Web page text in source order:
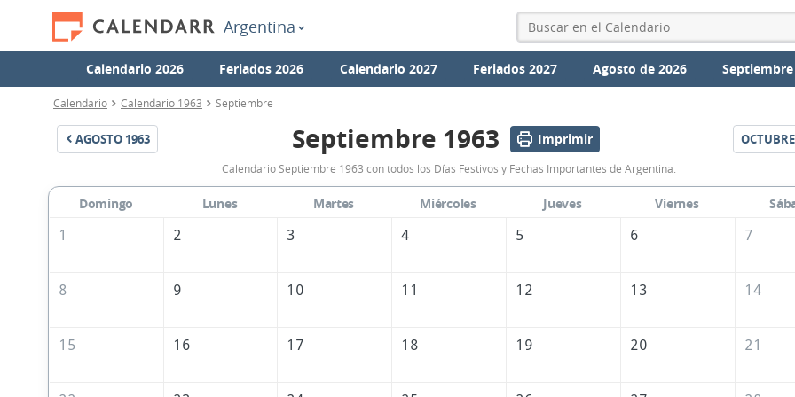
Argentina
Calendario 2026 Feriados 2026 Calendario 2027 Feriados 2027 Agosto de 2026
Calendario Calendario 1963 Septiembre
AGOSTO 1963
Calendario
Septiembre
1963
Argentina
Septiembre 1963 Imprimir OCTUBRE
Calendario Septiembre 1963 con todos los Días Festivos y Fechas Importantes de Argentina.
Domingo Lunes Martes Miércoles Jueves Viernes
1
2 3 4 5 6 7
8 9 10 11 12 13 14
15 16 17 18 19 20 21